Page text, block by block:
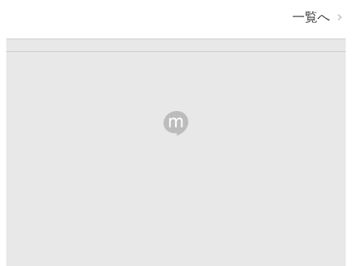
一覧へ